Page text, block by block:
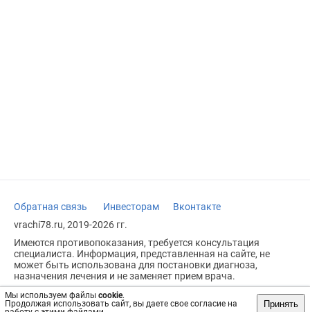
Мы используем файлы cookie.
Продолжая использовать сайт, вы даете свое согласие на
Принять
Обратная связь Инвесторам
Вконтакте
vrachi78.ru, 2019-2026 гг.
Имеются противопоказания, требуется консультация
специалиста. Информация, представленная на сайте, не
может быть использована для постановки диагноза,
назначения лечения и не заменяет прием врача.
Возрастное ограничение: 18+